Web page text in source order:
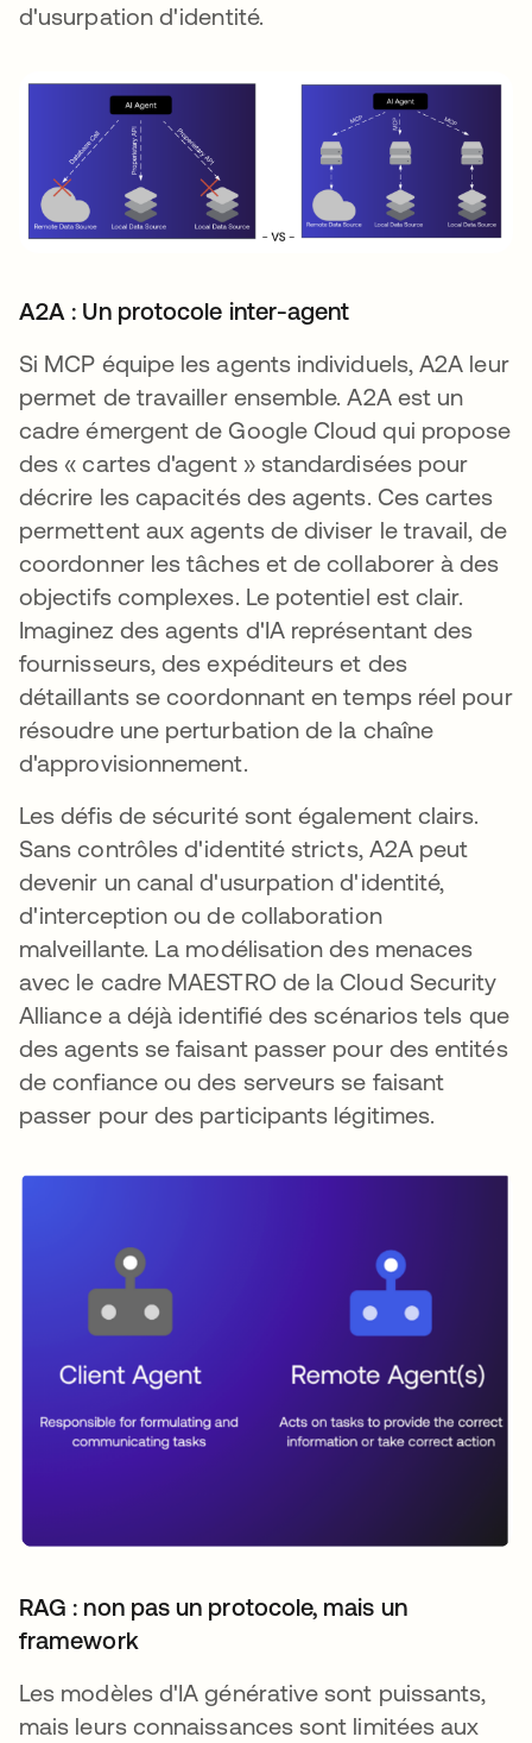
d'usurpation d'identité.
A2A : Un protocole inter-agent
Si MCP équipe les agents individuels, A2A leur
permet de travailler ensemble. A2A est un
cadre émergent de Google Cloud qui propose
des « cartes d'agent » standardisées pour
décrire les capacités des agents. Ces cartes
permettent aux agents de diviser le travail, de
coordonner les tâches et de collaborer à des
objectifs complexes. Le potentiel est clair.
Imaginez des agents d'IA représentant des
fournisseurs, des expéditeurs et des
détaillants se coordonnant en temps réel pour
résoudre une perturbation de la chaîne
d'approvisionnement.
Les défis de sécurité sont également clairs.
Sans contrôles d'identité stricts, A2A peut
devenir un canal d'usurpation d'identité,
d'interception ou de collaboration
malveillante. La modélisation des menaces
avec le cadre MAESTRO de la Cloud Security
Alliance a déjà identifié des scénarios tels que
des agents se faisant passer pour des entités
de confiance ou des serveurs se faisant
passer pour des participants légitimes.
RAG : non pas un protocole, mais un
framework
Les modèles d'IA générative sont puissants,
mais leurs connaissances sont limitées aux